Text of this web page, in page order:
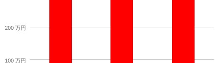
100 万円
200 万円